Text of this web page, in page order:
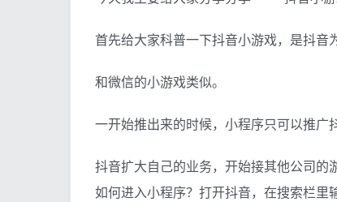
首先给大家科普一下抖音小游戏，是抖音
和微信的小游戏类似。
一开始推出来的时候，小程序只可以推广
抖音扩大自己的业务，开始接其他公司的
如何进入小程序？打开抖音，在搜索栏里